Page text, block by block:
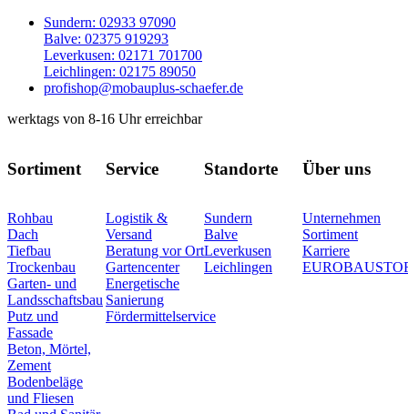
Sundern: 02933 97090
Balve: 02375 919293
Leverkusen: 02171 701700
Leichlingen: 02175 89050
profishop@mobauplus-schaefer.de
werktags von 8-16 Uhr erreichbar
Sortiment
Rohbau
Dach
Tiefbau
Trockenbau
Garten- und
Landsschaftsbau
Putz und
Fassade
Beton, Mörtel,
Zement
Bodenbeläge
und Fliesen
Service
Logistik &
Versand
Beratung vor Ort
Gartencenter
Energetische
Sanierung
Fördermittelservice
Standorte
Sundern
Balve
Leverkusen
Leichlingen
Über uns
Unternehmen
Sortiment
Karriere